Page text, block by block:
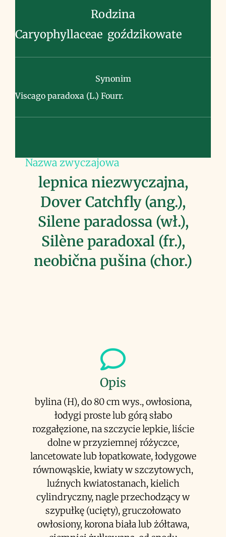
Rodzina
Caryophyllaceae goździkowate
Synonim
Viscago paradoxa (L.) Fourr.
Nazwa zwyczajowa
lepnica niezwyczajna,
Dover Catchfly (ang.),
Silene paradossa (wł.),
Silène paradoxal (fr.),
neobična pušina (chor.)
Opis
bylina (H), do 80 cm wys., owłosiona,
łodygi proste lub górą słabo
rozgałęzione, na szczycie lepkie, liście
dolne w przyziemnej różyczce,
lancetowate lub łopatkowate, łodygowe
równowąskie, kwiaty w szczytowych,
luźnych kwiatostanach, kielich
cylindryczny, nagle przechodzący w
szypułkę (ucięty), gruczołowato
owłosiony, korona biała lub żółtawa,